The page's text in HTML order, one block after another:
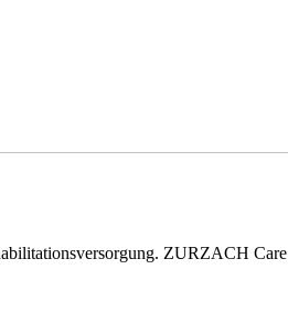
ZURZACH